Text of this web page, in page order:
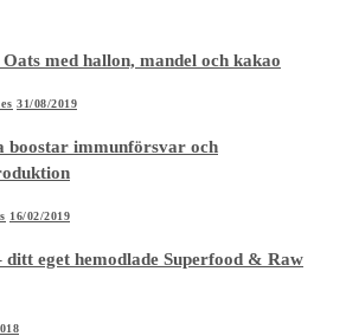
med hallon, mandel och kakao
31/08/2019
boostar immunförsvar och
16/02/2019
eget hemodlade Superfood & Raw